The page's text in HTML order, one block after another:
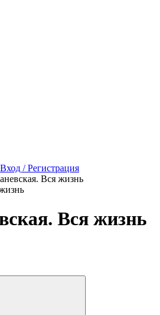
Вход / Регистрация
Вся жизнь
Вся жизнь